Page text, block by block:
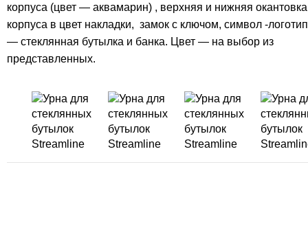
корпуса (цвет — аквамарин) , верхняя и нижняя окантовка
корпуса в цвет накладки, замок с ключом, символ -логотип
— стеклянная бутылка и банка. Цвет — на выбор из
представленных.